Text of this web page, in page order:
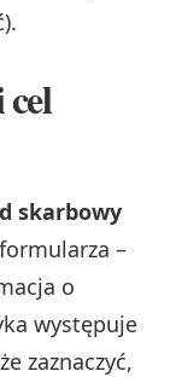
cel
skarbowy
–
o
występuje
zaznaczyć,